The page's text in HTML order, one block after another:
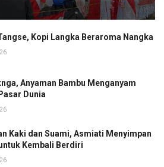
Kopi Langka Beraroma Nangka
Anyaman Bambu Menganyam
Dunia
Kaki dan Suami, Asmiati Menyimpan
Kembali Berdiri